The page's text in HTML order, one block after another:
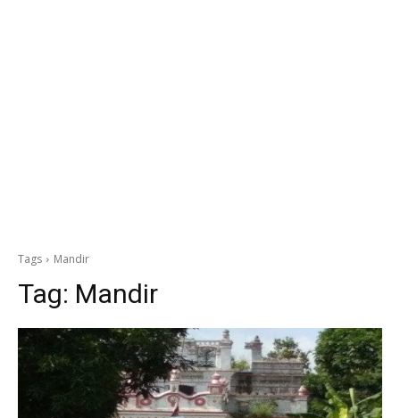
Tags Mandir
Tag: Mandir